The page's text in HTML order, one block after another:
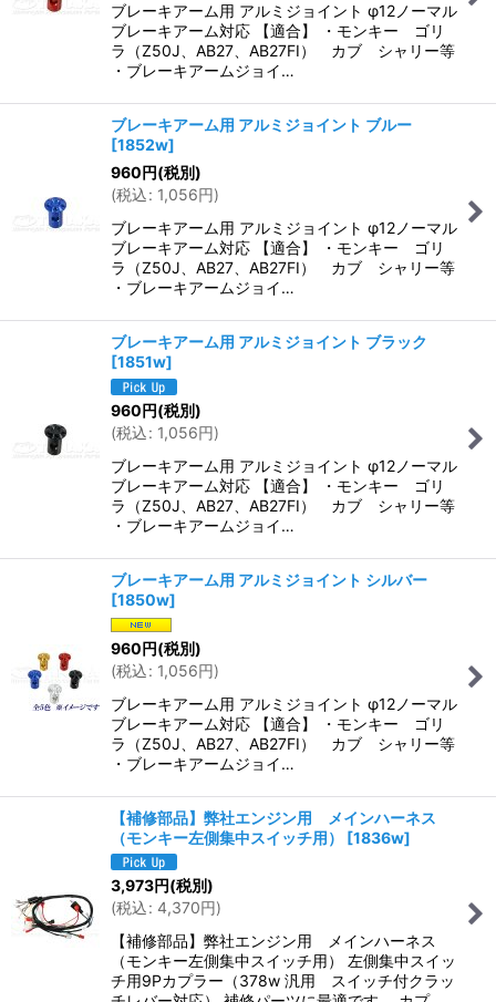
ブレーキアーム用 アルミジョイント φ12ノーマル
ブレーキアーム対応 【適合】 ・モンキー ゴリ
ラ（Z50J、AB27、AB27FI） カブ シャリー等
・ブレーキアームジョイ…
ブレーキアーム用 アルミジョイント ブルー
[1852w]
960円(税別)
(税込: 1,056円)
ブレーキアーム用 アルミジョイント φ12ノーマル
ブレーキアーム対応 【適合】 ・モンキー ゴリ
ラ（Z50J、AB27、AB27FI） カブ シャリー等
・ブレーキアームジョイ…
ブレーキアーム用 アルミジョイント ブラック
[1851w]
960円(税別)
(税込: 1,056円)
ブレーキアーム用 アルミジョイント φ12ノーマル
ブレーキアーム対応 【適合】 ・モンキー ゴリ
ラ（Z50J、AB27、AB27FI） カブ シャリー等
・ブレーキアームジョイ…
ブレーキアーム用 アルミジョイント シルバー
[1850w]
960円(税別)
(税込: 1,056円)
ブレーキアーム用 アルミジョイント φ12ノーマル
ブレーキアーム対応 【適合】 ・モンキー ゴリ
ラ（Z50J、AB27、AB27FI） カブ シャリー等
・ブレーキアームジョイ…
【補修部品】弊社エンジン用 メインハーネス
（モンキー左側集中スイッチ用）
[1836w]
3,973円(税別)
(税込: 4,370円)
【補修部品】弊社エンジン用 メインハーネス
（モンキー左側集中スイッチ用） 左側集中スイッ
チ用9Pカプラー（378w 汎用 スイッチ付クラッ